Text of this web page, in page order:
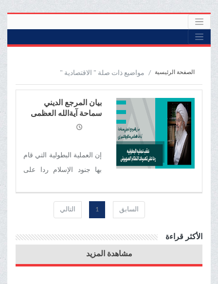
الصفحة الرئيسية مواضيع ذات صلة " الاقتصادية "
بیان المرجع الدیني
سماحة آیةالله العظمی
مکارم الشیرازي عقب
إن العملية البطولیة التي قام
بها جنود الإسلام ردا على
على أراضي الجمهورية
الإسلامية الإيرانية ودفاعا عن
مصدر فخر وشرف ورضا
لمسلمي العالم جمیعا
السابق 1 التالي
الأكثر قراءة
مشاهدة المزيد